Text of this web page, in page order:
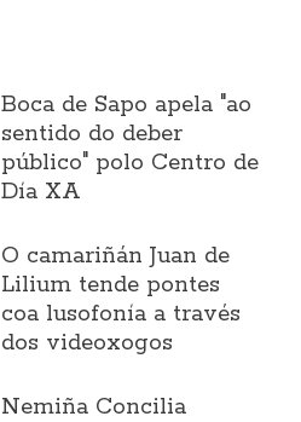
Boca de Sapo apela "ao
sentido do deber
público" polo Centro de
Día XA
O camariñán Juan de
Lilium tende pontes
coa lusofonía a través
dos videoxogos
Nemiña Concilia